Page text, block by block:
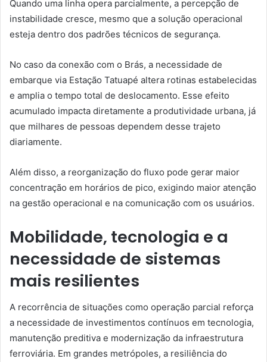
Quando uma linha opera parcialmente, a percepção de
instabilidade cresce, mesmo que a solução operacional
esteja dentro dos padrões técnicos de segurança.
No caso da conexão com o Brás, a necessidade de
embarque via Estação Tatuapé altera rotinas estabelecidas
e amplia o tempo total de deslocamento. Esse efeito
acumulado impacta diretamente a produtividade urbana, já
que milhares de pessoas dependem desse trajeto
diariamente.
Além disso, a reorganização do fluxo pode gerar maior
concentração em horários de pico, exigindo maior atenção
na gestão operacional e na comunicação com os usuários.
Mobilidade, tecnologia e a
necessidade de sistemas
mais resilientes
A recorrência de situações como operação parcial reforça
a necessidade de investimentos contínuos em tecnologia,
manutenção preditiva e modernização da infraestrutura
ferroviária. Em grandes metrópoles, a resiliência do